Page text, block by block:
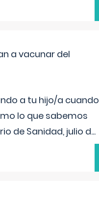
a vacunar del
a tu hijo/a cuando
lo que sabemos
de Sanidad, julio d...